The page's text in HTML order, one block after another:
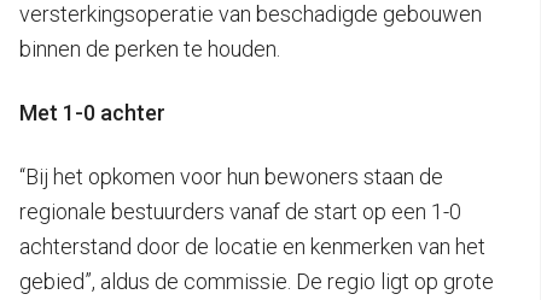
versterkingsoperatie van beschadigde gebouwen
binnen de perken te houden.
Met 1-0 achter
“Bij het opkomen voor hun bewoners staan de
regionale bestuurders vanaf de start op een 1-0
achterstand door de locatie en kenmerken van het
gebied”, aldus de commissie. De regio ligt op grote